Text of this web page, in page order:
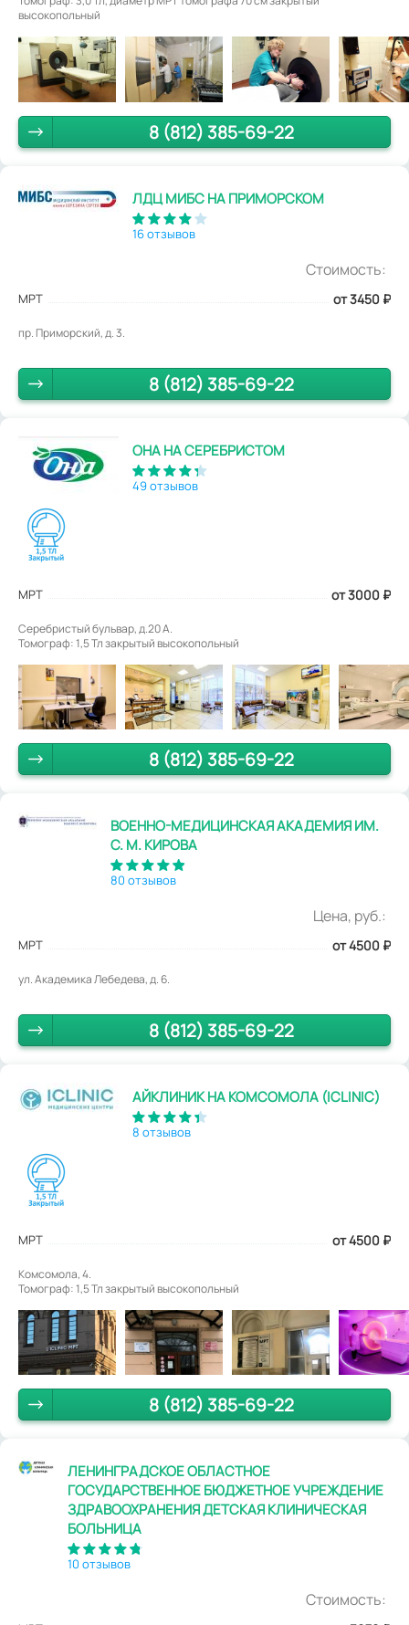
высокопольный
8 (812) 385-69-22
ЛДЦ МИБС НА ПРИМОРСКОМ
16 отзывов
Стоимость:
МРТ от 3450 ₽
пр. Приморский, д. 3.
8 (812) 385-69-22
ОНА НА СЕРЕБРИСТОМ
49 отзывов
МРТ от 3000 ₽
Серебристый бульвар, д.20 А.
Томограф: 1,5 Тл закрытый высокопольный
8 (812) 385-69-22
ВОЕННО-МЕДИЦИНСКАЯ АКАДЕМИЯ ИМ.
С. М. КИРОВА
80 отзывов
Цена, руб.:
МРТ от 4500 ₽
ул. Академика Лебедева, д. 6.
8 (812) 385-69-22
АЙКЛИНИК НА КОМСОМОЛА (ICLINIC)
8 отзывов
МРТ от 4500 ₽
Комсомола, 4.
Томограф: 1,5 Тл закрытый высокопольный
8 (812) 385-69-22
ЛЕНИНГРАДСКОЕ ОБЛАСТНОЕ
ГОСУДАРСТВЕННОЕ БЮДЖЕТНОЕ УЧРЕЖДЕНИЕ
ЗДРАВООХРАНЕНИЯ ДЕТСКАЯ КЛИНИЧЕСКАЯ
БОЛЬНИЦА
10 отзывов
Стоимость: